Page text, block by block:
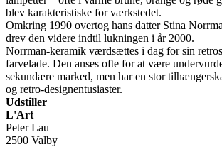
blev karakteristiske for værkstedet.
Omkring 1990 overtog hans datter Stina
drev den videre indtil lukningen i år 2000.
Norrman-keramik værdsættes i dag for sin
farvelade. Den anses ofte for at være
sekundære marked, men har en stor
og retro‑designentusiaster.
Udstiller
L'Art
Peter Lau
2500 Valby